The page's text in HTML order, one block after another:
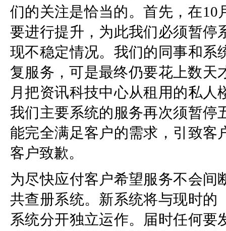
们的关注是恰当的。首先，在
要进行提升，为此我们必须暂停
现不稳定情况。我们的同事和系
复服务，可是最终仍要花上数天
月把资讯科技中心从租用的私
我们主要系统的服务再次须暂停
能完全满足客户的需求，引致客
客户致歉。
为尽快应付客户希望服务不会
共查册系统。新系统将与现时的
系统分开独立运作。届时任何